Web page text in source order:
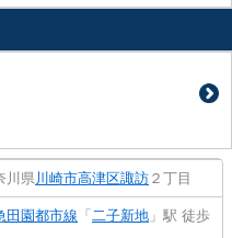
川県川崎市高津区諏訪 ２丁目
田園都市線 「 二子新地 」駅 徒歩